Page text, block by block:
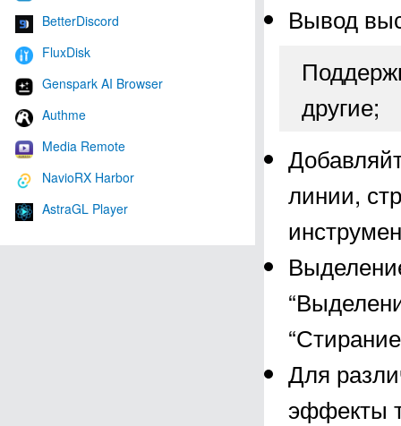
BetterDiscord
FluxDisk
Genspark AI Browser
Authme
Media Remote
NavioRX Harbor
AstraGL Player
Вывод
другие;
линии,
Для
эффекты